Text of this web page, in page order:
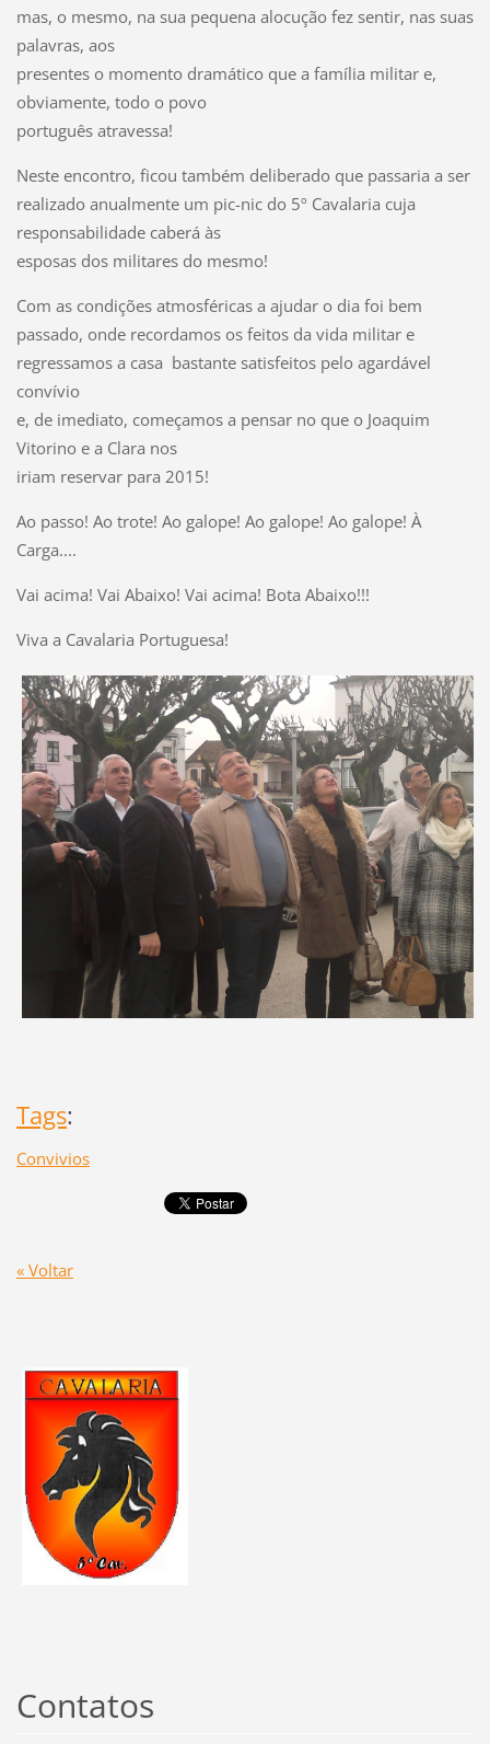
mas, o mesmo, na sua pequena alocução fez sentir, nas suas
palavras, aos
presentes o momento dramático que a família militar e,
obviamente, todo o povo
português atravessa!
Neste encontro, ficou também deliberado que passaria a ser
realizado anualmente um pic-nic do 5º Cavalaria cuja
responsabilidade caberá às
esposas dos militares do mesmo!
Com as condições atmosféricas a ajudar o dia foi bem
passado, onde recordamos os feitos da vida militar e
regressamos a casa bastante satisfeitos pelo agardável
convívio
e, de imediato, começamos a pensar no que o Joaquim
Vitorino e a Clara nos
iriam reservar para 2015!
Ao passo! Ao trote! Ao galope! Ao galope! Ao galope! À
Carga....
Vai acima! Vai Abaixo! Vai acima! Bota Abaixo!!!
Viva a Cavalaria Portuguesa!
Tags:
Convivios
« Voltar
Contatos